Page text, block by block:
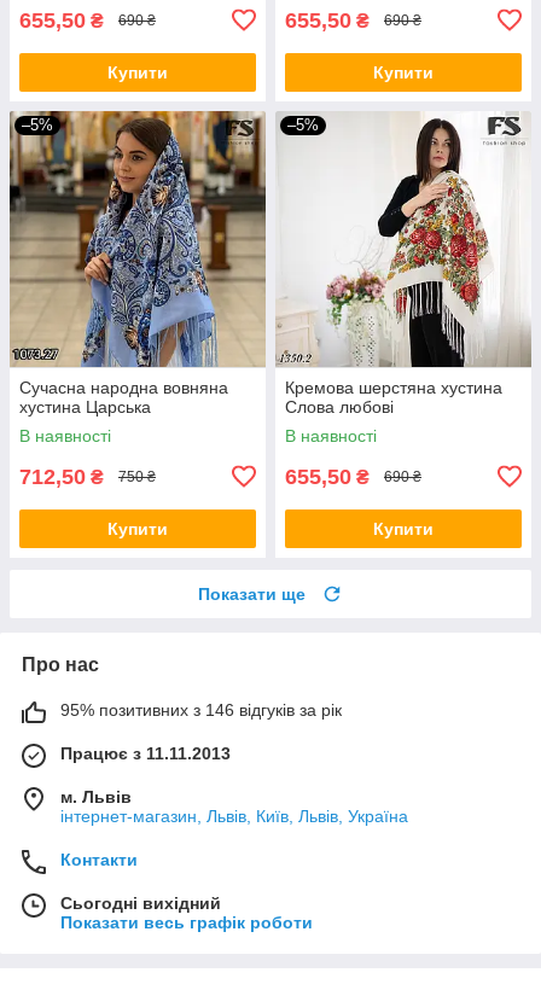
655,50 ₴ 690 ₴
Купити
655,50 ₴ 690 ₴
Купити
–5%
Сучасна народна вовняна
хустина Царська
В наявності
712,50 ₴ 750 ₴
Купити
–5%
Кремова шерстяна хустина
Слова любові
В наявності
655,50 ₴ 690 ₴
Купити
Показати ще
Про нас
95% позитивних з 146 відгуків за рік
Працює з 11.11.2013
м. Львів
інтернет-магазин, Львів, Київ, Львів, Україна
Контакти
Сьогодні вихідний
Показати весь графік роботи